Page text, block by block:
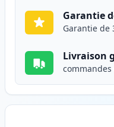
Garantie
Garantie de
Livraison
commandes